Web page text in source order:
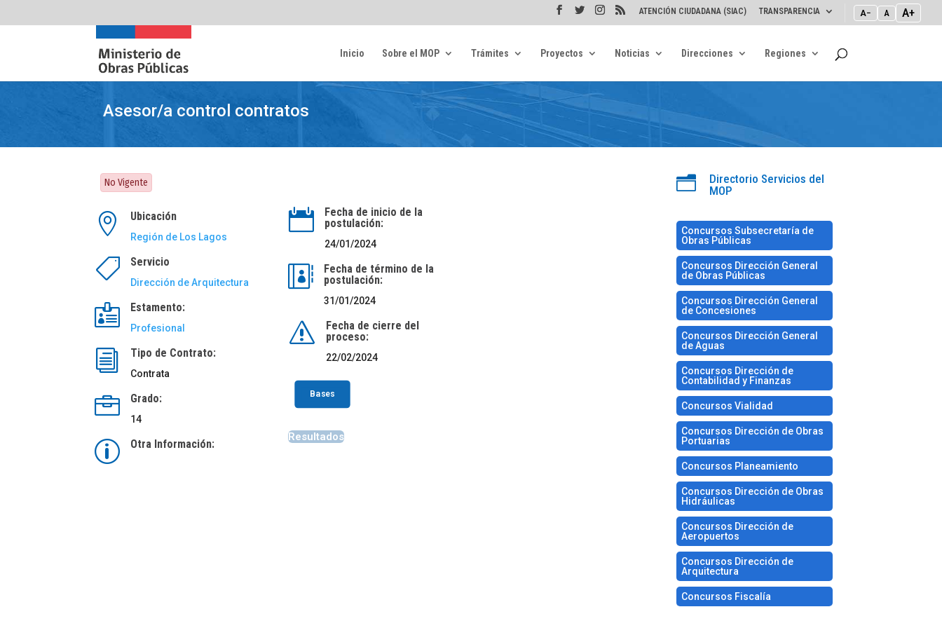
ATENCIÓN CIUDADANA (SIAC) TRANSPARENCIA A− A A+
Inicio Sobre el MOP Trámites Proyectos Noticias Direcciones Regiones
Asesor/a control contratos
No Vigente
 Ubicación
Región de Los Lagos
 Servicio
Dirección de Arquitectura
 Estamento:
Profesional
i Tipo de Contrato:
Contrata
 Grado:
14
p Otra Información:

Fecha de inicio de la
postulación:
24/01/2024

Fecha de término de la
postulación:
31/01/2024
s
Fecha de cierre del
proceso:
22/02/2024
Bases
Resultados
n
Directorio Servicios del
MOP
Concursos Subsecretaría de
Obras Públicas
Concursos Dirección General
de Obras Públicas
Concursos Dirección General
de Concesiones
Concursos Dirección General
de Aguas
Concursos Dirección de
Contabilidad y Finanzas
Concursos Vialidad
Concursos Dirección de Obras
Portuarias
Concursos Planeamiento
Concursos Dirección de Obras
Hidráulicas
Concursos Dirección de
Aeropuertos
Concursos Dirección de
Arquitectura
Concursos Fiscalía